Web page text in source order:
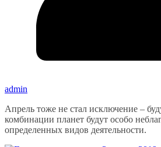
admin
Апрель тоже не стал исключение –
комбинации планет будут особо
определенных видов деятельности.